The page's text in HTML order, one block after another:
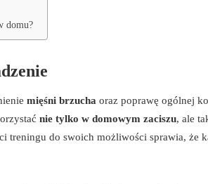
domu?
mięśni brzucha oraz poprawę ogólnej
nie tylko w domowym zaciszu, ale
treningu do swoich możliwości sprawia, że